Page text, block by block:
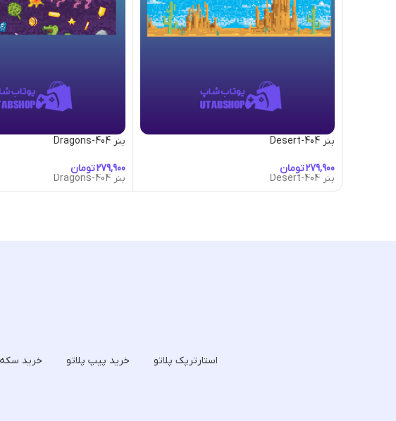
بنر 404-Desert
تومان
بنر 404-Desert
بنر 404-Dragons
تومان
بنر 404-Dragons
استارترپک پلاتو خرید پیپ پلاتو خرید سکه